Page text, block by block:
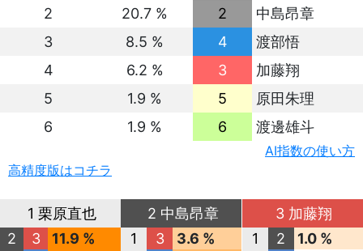
2
20.7 % 2
中島昂章
3
8.5 % 4
渡部悟
4
6.2 % 3
加藤翔
5
1.9 % 5
原田朱理
6
1.9 % 6 渡邊雄斗
AI指数の使い方
高精度版はコチラ
1 栗原直也
2
3
11.9 %
2 中島昂章
1
3
3.6 %
3 加藤翔
1
2
1.0 %